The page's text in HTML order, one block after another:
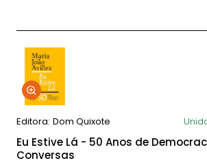
Editora: Dom Quixote
Eu Estive Lá - 50 Anos de
Conversas